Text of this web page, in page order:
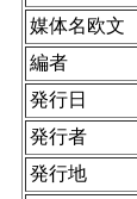
媒体名欧文
編者
発行日
発行者
発行地